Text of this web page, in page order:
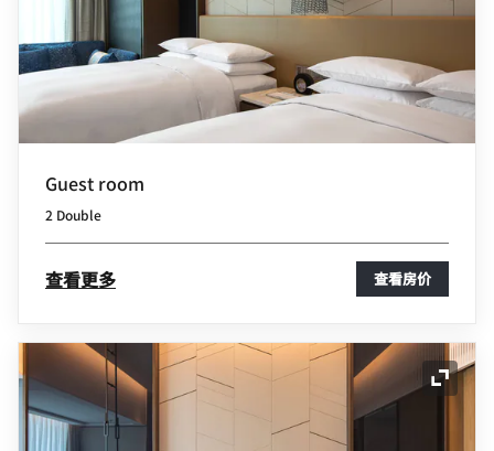
Guest room
2 Double
查看更多 查看房价
展开